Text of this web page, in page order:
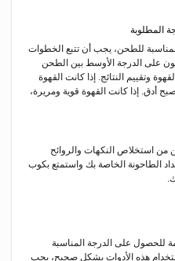
المطلوبة
للطحن، يجب أن تتبع الخطوات
على الدرجة الأوسط بين الطحن
وتقييم النتائج. إذا كانت القهوة
أدق. إذا كانت القهوة قوية ومريرة،
من استخلاص النكهات والروائح
الطاحونة الخاصة بك واستمتع بكوب
للحصول على الدرجة المناسبة
هذه الأدوات بشكل صحيح، يجب